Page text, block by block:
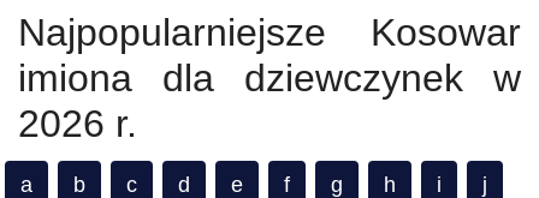
Najpopularniejsze Kosowar
imiona dla dziewczynek w
2026 r.
a b c d e f g h i j